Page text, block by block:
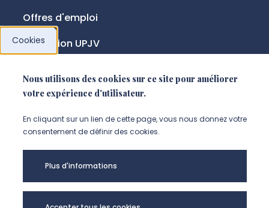
Offres d'emploi
Fondation UPJV
NOUS SUIVRE
Suivez-nous sur instagram
Suivez-nous sur linkedin
Suivez-nous sur
Mentions légales
Accessibilité
Cookies
Nous utilisons des cookies sur ce site pour améliorer
votre expérience d'utilisateur.
En cliquant sur un lien de cette page, vous nous donnez votre
consentement de définir des cookies.
Plus d'informations